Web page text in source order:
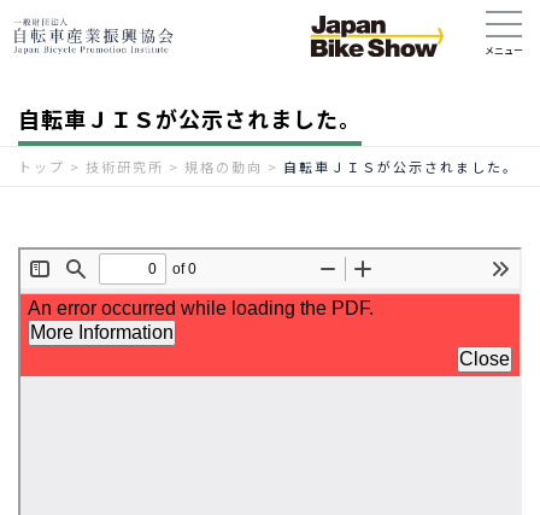
自転車ＪＩＳが公示されました。
トップ > 技術研究所 > 規格の動向 > 自転車ＪＩＳが公示されました。